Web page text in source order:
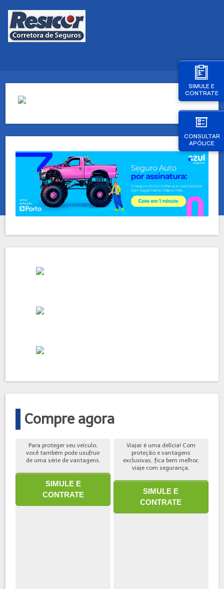
SIMULE E
CONTRATE
CONSULTAR
APÓLICE
Compre agora
Para proteger seu veículo,
você também pode usufruir
de uma série de vantagens.
SIMULE E
CONTRATE
Viajar é uma delícia! Com
proteção e vantagens
exclusivas, fica bem melhor,
viaje com segurança.
SIMULE E
CONTRATE